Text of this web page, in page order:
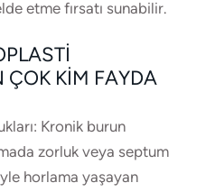
etme fırsatı sunabilir.
ÇOK KIM FAYDA
Kronik burun
zorluk veya septum
horlama yaşayan